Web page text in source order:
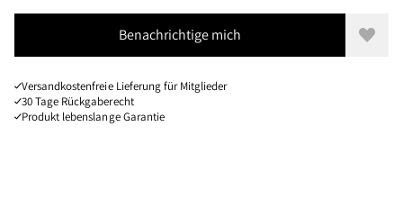
Benachrichtige mich Zur
Versandkostenfreie Lieferung für Mitglieder
30 Tage Rückgaberecht
Produkt lebenslange Garantie